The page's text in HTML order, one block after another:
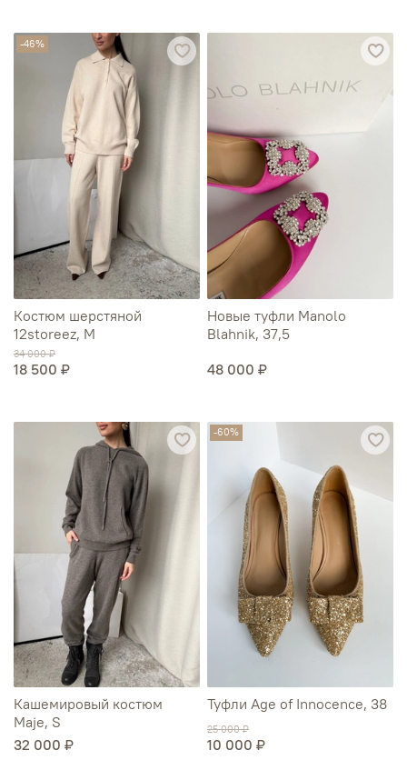
-46%
Костюм шерстяной
12storeez, М
34 000 ₽
18 500 ₽
Новые туфли Manolo
Blahnik, 37,5
48 000 ₽
Кашемировый костюм
Maje, S
32 000 ₽
-60%
Туфли Age of Innocence, 38
25 000 ₽
10 000 ₽